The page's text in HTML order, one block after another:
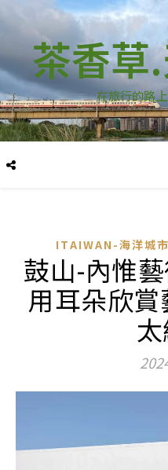
茶香草
在旅行的路
ITAIWAN-海洋城
鼓山-內惟
用耳朵欣